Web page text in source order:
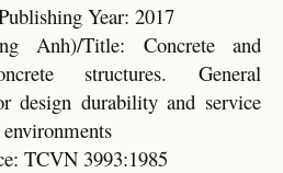
Year: 2017
Anh)/Title: Concrete and
structures. General
design durability and service
TCVN 3993:1985